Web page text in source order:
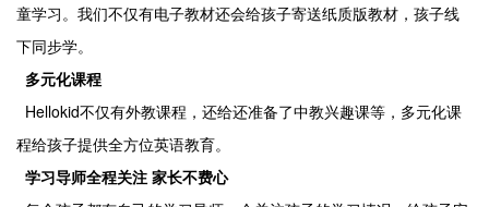
童学习。我们不仅有电子教材还会给孩子寄送纸质版教材，孩子线
下同步学。
多元化课程
Hellokid不仅有外教课程，还给还准备了中教兴趣课等，多元化课
程给孩子提供全方位英语教育。
学习导师全程关注 家长不费心